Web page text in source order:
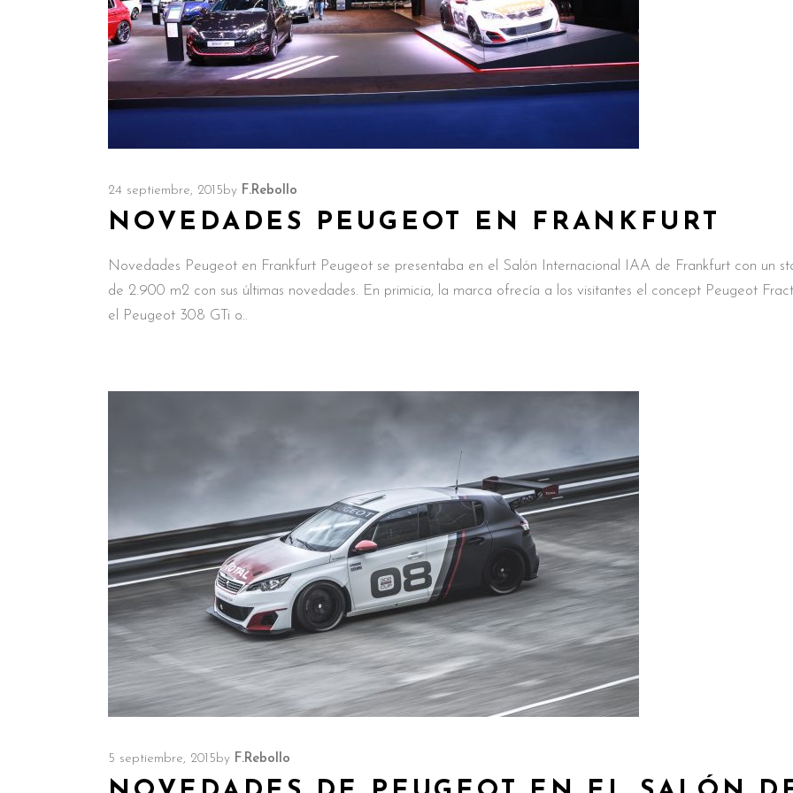
24 septiembre, 2015by F.Rebollo
NOVEDADES PEUGEOT EN FRANKFURT
Novedades Peugeot en Frankfurt Peugeot se presentaba en el Salón Internacional IAA de Frankfurt con un
de 2.900 m2 con sus últimas novedades. En primicia, la marca ofrecía a los visitantes el concept Peugeot
el Peugeot 308 GTi o
5 septiembre, 2015by F.Rebollo